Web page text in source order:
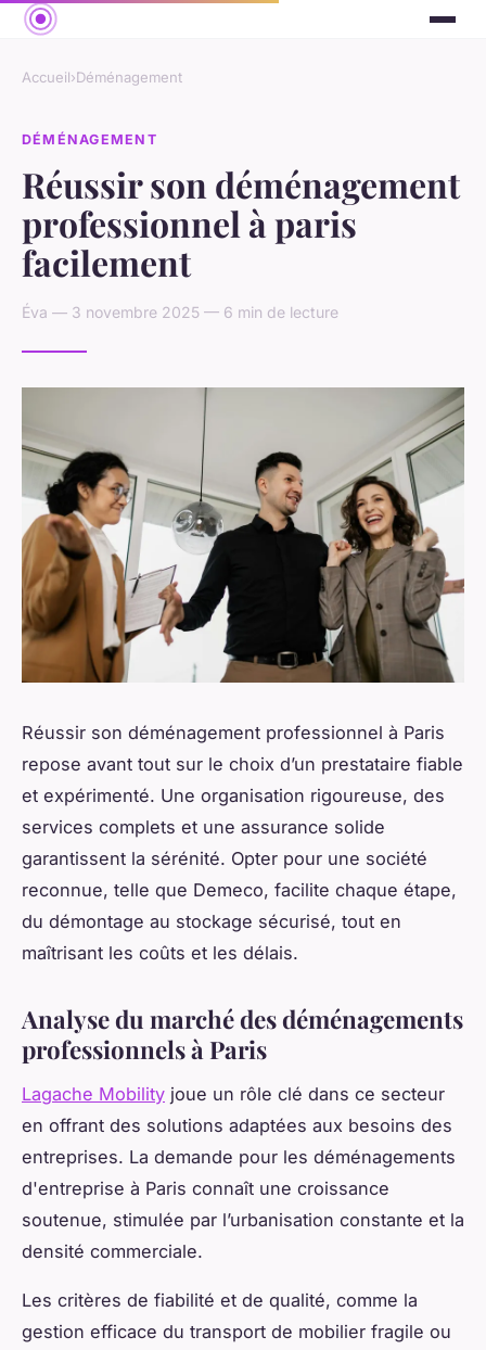
Accueil›Déménagement
DÉMÉNAGEMENT
Réussir son déménagement
professionnel à paris
facilement
Éva — 3 novembre 2025 — 6 min de lecture
Réussir son déménagement professionnel à Paris
repose avant tout sur le choix d’un prestataire fiable
et expérimenté. Une organisation rigoureuse, des
services complets et une assurance solide
garantissent la sérénité. Opter pour une société
reconnue, telle que Demeco, facilite chaque étape,
du démontage au stockage sécurisé, tout en
maîtrisant les coûts et les délais.
Analyse du marché des déménagements
professionnels à Paris
Lagache Mobility joue un rôle clé dans ce secteur
en offrant des solutions adaptées aux besoins des
entreprises. La demande pour les déménagements
d'entreprise à Paris connaît une croissance
soutenue, stimulée par l’urbanisation constante et la
densité commerciale.
Les critères de fiabilité et de qualité, comme la
gestion efficace du transport de mobilier fragile ou